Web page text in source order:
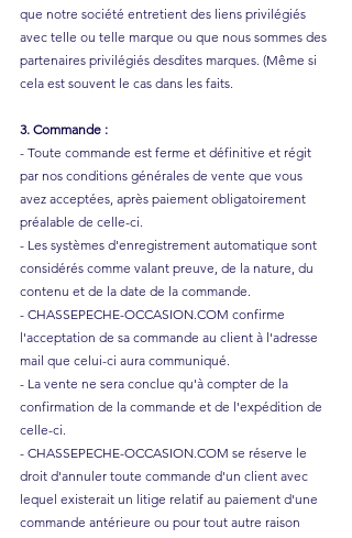
que notre société entretient des liens privilégiés
avec telle ou telle marque ou que nous sommes des
partenaires privilégiés desdites marques. (Même si
cela est souvent le cas dans les faits.
3. Commande :
- Toute commande est ferme et définitive et régit
par nos conditions générales de vente que vous
avez acceptées, après paiement obligatoirement
préalable de celle-ci.
- Les systèmes d'enregistrement automatique sont
considérés comme valant preuve, de la nature, du
contenu et de la date de la commande.
- CHASSEPECHE-OCCASION.COM confirme
l'acceptation de sa commande au client à l'adresse
mail que celui-ci aura communiqué.
- La vente ne sera conclue qu'à compter de la
confirmation de la commande et de l'expédition de
celle-ci.
- CHASSEPECHE-OCCASION.COM se réserve le
droit d'annuler toute commande d'un client avec
lequel existerait un litige relatif au paiement d'une
commande antérieure ou pour tout autre raison